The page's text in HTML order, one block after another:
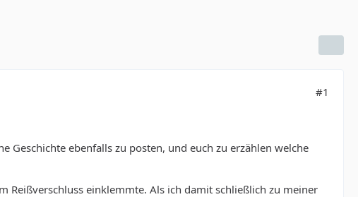
#1
ebenfalls zu posten, und euch zu erzählen welche
Reißverschluss einklemmte. Als ich damit schließlich zu meiner